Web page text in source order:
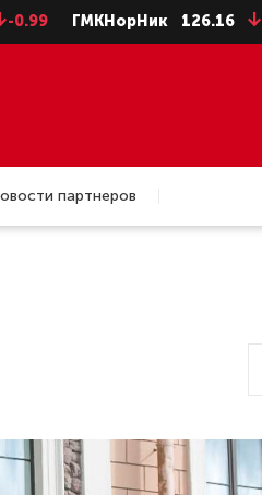
ГМКНорНик 126.16 -1.16
партнеров